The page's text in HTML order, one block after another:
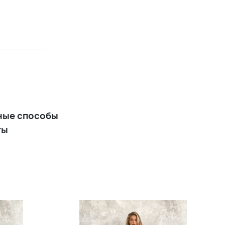
Короткое белое вечернее
(коктейльное) платье на
широких бретельках
способы